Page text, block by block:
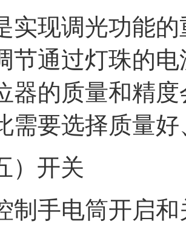
实现调光功能
节通过灯珠的
器的质量和精
需要选择质量
）开关
制手电筒开启